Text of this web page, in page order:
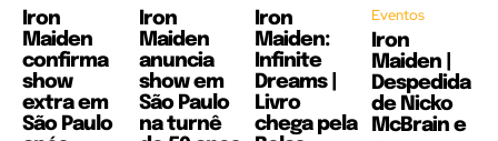
Iron
Maiden
confirma
show
extra em
São Paulo
Iron
Maiden
anuncia
show em
São Paulo
na turnê
Iron
Maiden:
Infinite
Dreams |
Livro
chega pela
Eventos
Iron
Maiden |
Despedida
de Nicko
McBrain e